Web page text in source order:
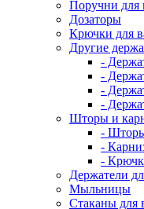
Поручни для
Дозаторы
Крючки для
Другие
-
-
-
-
Шторы и
-
-
-
Держатели
Мыльницы
Стаканы для